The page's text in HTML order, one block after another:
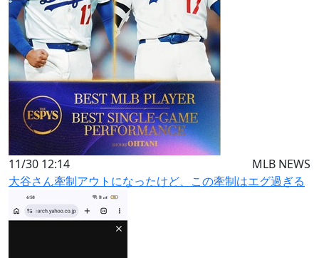
11/30 12:14
MLB NEWS
大谷さん牽制アウトになったけど、この牽制はエグ過ぎる